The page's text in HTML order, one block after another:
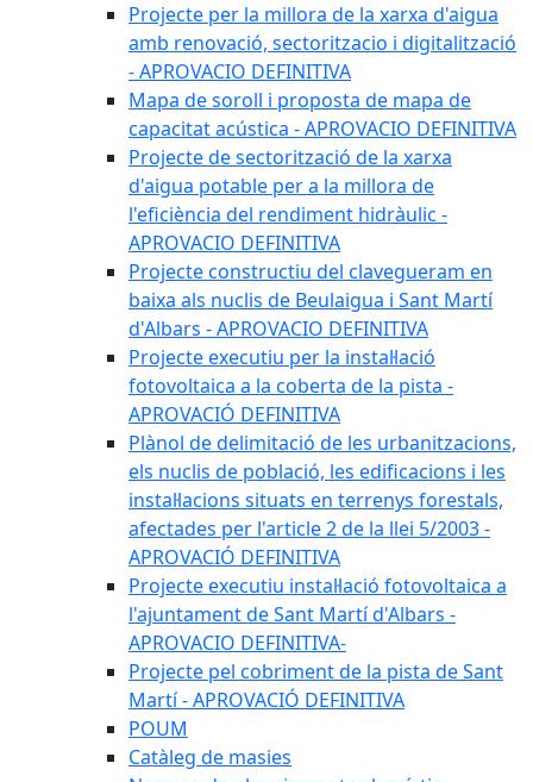
Projecte per la millora de la xarxa d'aigua
amb renovació, sectoritzacio i digitalització
- APROVACIO DEFINITIVA
Mapa de soroll i proposta de mapa de
capacitat acústica - APROVACIO DEFINITIVA
Projecte de sectorització de la xarxa
d'aigua potable per a la millora de
l'eficiència del rendiment hidràulic -
APROVACIO DEFINITIVA
Projecte constructiu del clavegueram en
baixa als nuclis de Beulaigua i Sant Martí
d'Albars - APROVACIO DEFINITIVA
Projecte executiu per la instal·lació
fotovoltaica a la coberta de la pista -
APROVACIÓ DEFINITIVA
Plànol de delimitació de les urbanitzacions,
els nuclis de població, les edificacions i les
instal·lacions situats en terrenys forestals,
afectades per l'article 2 de la llei 5/2003 -
APROVACIÓ DEFINITIVA
Projecte executiu instal·lació fotovoltaica a
l'ajuntament de Sant Martí d'Albars -
APROVACIO DEFINITIVA-
Projecte pel cobriment de la pista de Sant
Martí - APROVACIÓ DEFINITIVA
POUM
Catàleg de masies